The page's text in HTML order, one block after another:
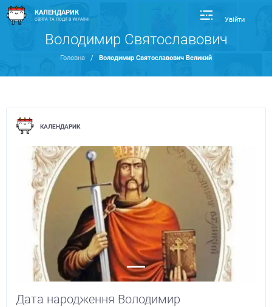
КАЛЕНДАРИК
СВЯТА ТА ПОДІЇ В УКРАЇНІ Увійти
Володимир Святославович
Головна / Володимир Святославович Великий
КАЛЕНДАРИК
Previous
Дата народження Володимир